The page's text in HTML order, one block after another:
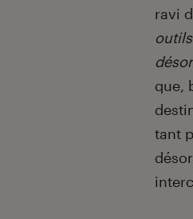
ravi
que,
tant